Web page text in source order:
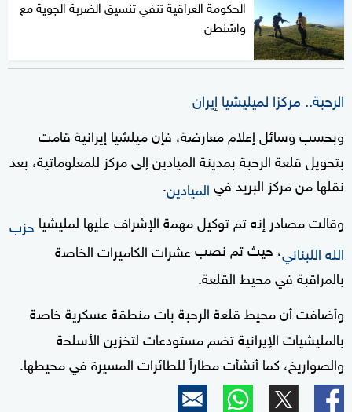
الحكومة العراقية تنفي تنسيق الضربة الجوية مع
واشنطن
الرحبة.. مركزا لميليشيا إيران
وبحسب وسائل إعلام معارضة، فإن ميلشيا إيرانية قامت
بتحويل قلعة الرحبة بمدينة الميادين إلى مركز للمعلوماتية، بعد
نقلها من مركز البريد فيالميادين.
وقالت مصادر إنه تم توكيل مهمة الإشراف عليها لمليشيا حزب
الله اللبناني، حيث تم نصبعشرات الكاميرات الخاصة
بالمراقبة في محيط القلعة.
وأضافت أن محيط قلعة الرحبة بات منطقة عسكرية خاصة
بالمليشيات الإيرانية تضم مستودعات لتخزين الأسلحة
والصواريخ، كما أنشأت مطاراً للطائرات المسيرة في محيطها.